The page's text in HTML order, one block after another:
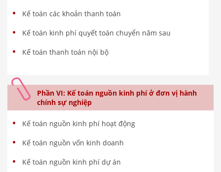
Kế toán các khoản thanh toán
Kế toán kinh phí quyết toán chuyển năm sau
Kế toán thanh toán nội bộ
Phần VI: Kế toán nguồn kinh phí ở đơn vị hành
chính sự nghiệp
Kế toán nguồn kinh phí hoạt động
Kế toán nguồn vốn kinh doanh
Kế toán nguồn kinh phí dự án